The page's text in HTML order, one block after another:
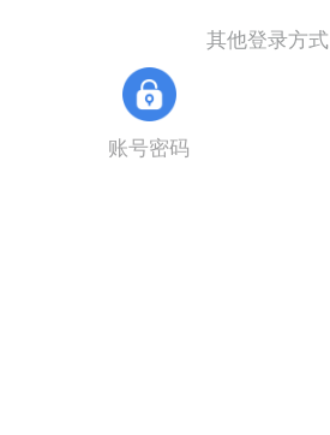
其他登录方式
账号密码